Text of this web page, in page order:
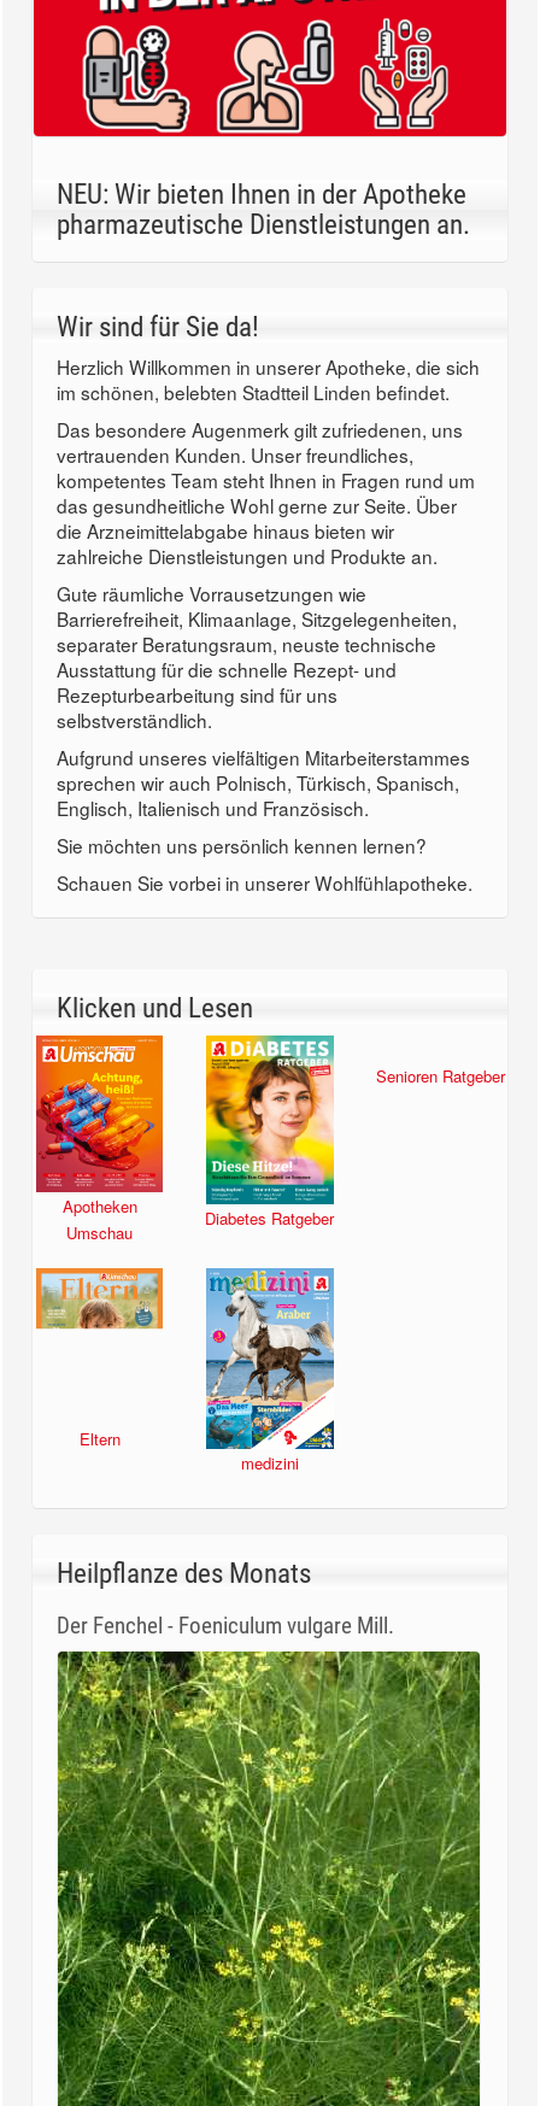
NEU: Wir bieten Ihnen in der Apotheke
pharmazeutische Dienstleistungen an.
Wir sind für Sie da!
Herzlich Willkommen in unserer Apotheke, die sich
im schönen, belebten Stadtteil Linden befindet.
Das besondere Augenmerk gilt zufriedenen, uns
vertrauenden Kunden. Unser freundliches,
kompetentes Team steht Ihnen in Fragen rund um
das gesundheitliche Wohl gerne zur Seite. Über
die Arzneimittelabgabe hinaus bieten wir
zahlreiche Dienstleistungen und Produkte an.
Gute räumliche Vorrausetzungen wie
Barrierefreiheit, Klimaanlage, Sitzgelegenheiten,
separater Beratungsraum, neuste technische
Ausstattung für die schnelle Rezept- und
Rezepturbearbeitung sind für uns
selbstverständlich.
Aufgrund unseres vielfältigen Mitarbeiterstammes
sprechen wir auch Polnisch, Türkisch, Spanisch,
Englisch, Italienisch und Französisch.
Sie möchten uns persönlich kennen lernen?
Schauen Sie vorbei in unserer Wohlfühlapotheke.
Klicken und Lesen
Apotheken
Umschau
Diabetes Ratgeber
Eltern
medizini
Heilpflanze des Monats
Der Fenchel - Foeniculum vulgare Mill.